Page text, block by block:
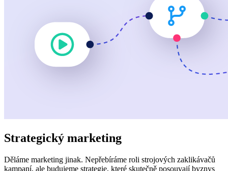
Strategický marketing
Děláme marketing jinak. Nepřebíráme roli strojových zaklikávačů
kampaní, ale budujeme strategie, které skutečně posouvají byznys